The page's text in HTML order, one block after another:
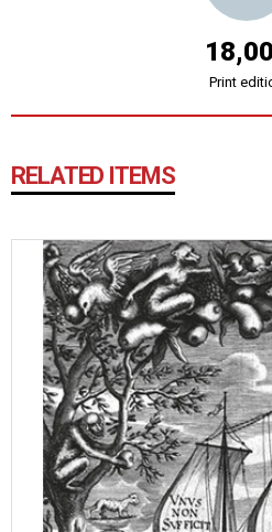
Print
RELATED ITEMS